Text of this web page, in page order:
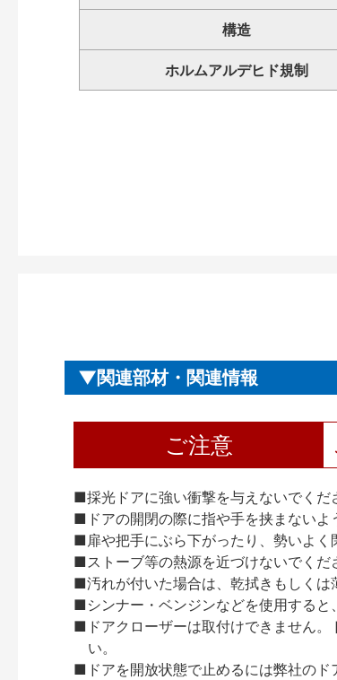
構造
ホルムアルデヒド規制
関連部材・関連情報
ご注意
■採光ドアに強い衝撃を与えないでくだ
■ドアの開閉の際に指や手を挟まないよ
■扉や把手にぶら下がったり、勢いよく
■ストーブ等の熱源を近づけないでくだ
■汚れが付いた場合は、乾拭きもしくは
■シンナー・ベンジンなどを使用すると
■ドアクローザーは取付けできません
い。
■ドアを開放状態で止めるには弊社のド